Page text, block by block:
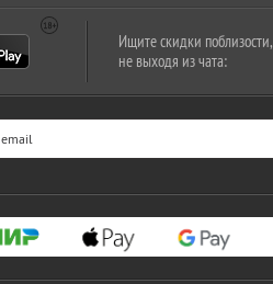
Ищите скидки поблизости,
не выходя из чата: